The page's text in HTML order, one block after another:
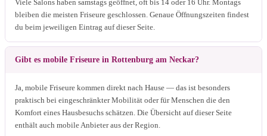
Viele Salons haben samstags geöffnet, oft bis 14 oder 16 Uhr. Montags
bleiben die meisten Friseure geschlossen. Genaue Öffnungszeiten findest
du beim jeweiligen Eintrag auf dieser Seite.
Gibt es mobile Friseure in Rottenburg am Neckar?
Ja, mobile Friseure kommen direkt nach Hause — das ist besonders
praktisch bei eingeschränkter Mobilität oder für Menschen die den
Komfort eines Hausbesuchs schätzen. Die Übersicht auf dieser Seite
enthält auch mobile Anbieter aus der Region.